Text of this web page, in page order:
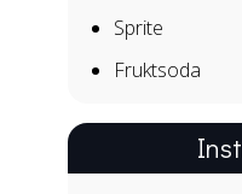
Sprite
Fruktsoda